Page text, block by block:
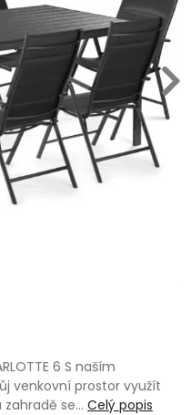
6 S naším
venkovní prostor využít
se… Celý popis